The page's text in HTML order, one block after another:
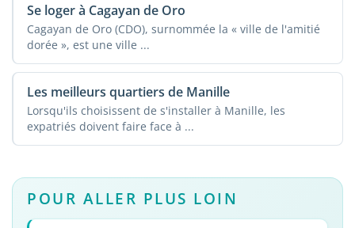
Se loger à Cagayan de Oro
Cagayan de Oro (CDO), surnommée la « ville de l'amitié
dorée », est une ville ...
Les meilleurs quartiers de Manille
Lorsqu'ils choisissent de s'installer à Manille, les
expatriés doivent faire face à ...
POUR ALLER PLUS LOIN